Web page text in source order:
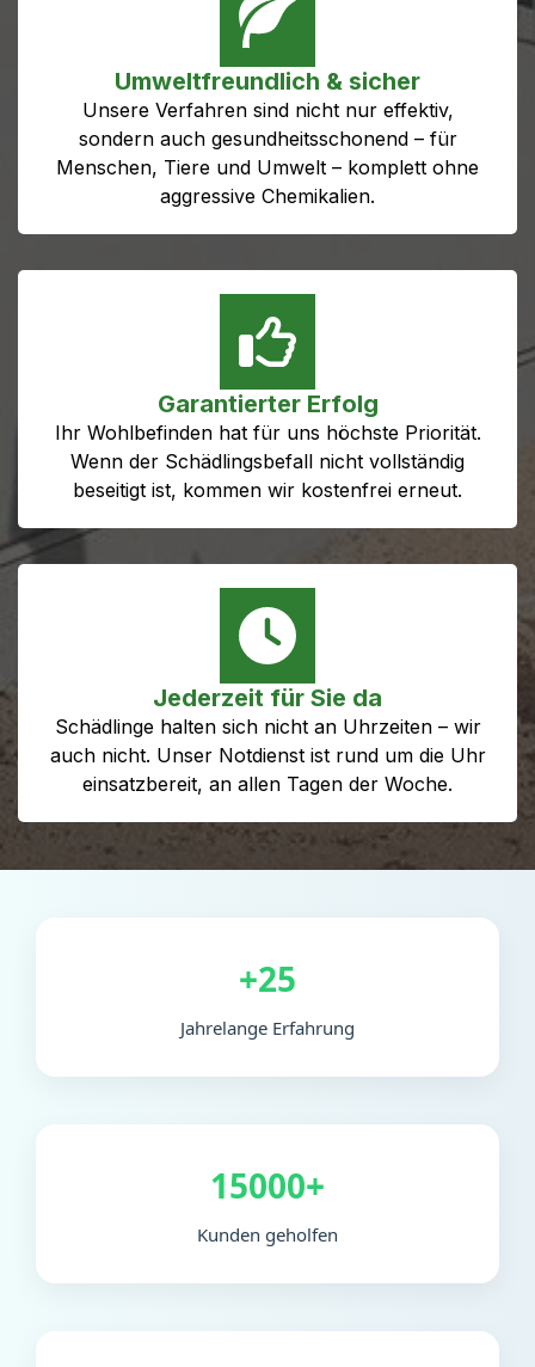
Umweltfreundlich & sicher
Unsere Verfahren sind nicht nur effektiv,
sondern auch gesundheitsschonend – für
Menschen, Tiere und Umwelt – komplett ohne
aggressive Chemikalien.
Garantierter Erfolg
Ihr Wohlbefinden hat für uns höchste Priorität.
Wenn der Schädlingsbefall nicht vollständig
beseitigt ist, kommen wir kostenfrei erneut.
Jederzeit für Sie da
Schädlinge halten sich nicht an Uhrzeiten – wir
auch nicht. Unser Notdienst ist rund um die Uhr
einsatzbereit, an allen Tagen der Woche.
+25
Jahrelange Erfahrung
15000+
Kunden geholfen